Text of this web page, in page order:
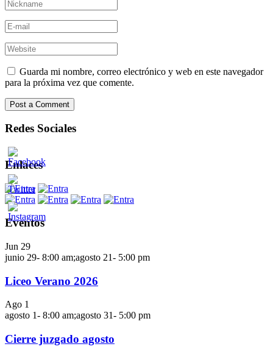
Guarda mi nombre, correo electrónico y web en este navegador
para la próxima vez que comente.
Redes Sociales
Enlaces
Eventos
Jun 29
junio 29- 8:00 am;agosto 21- 5:00 pm
Liceo Verano 2026
Ago 1
agosto 1- 8:00 am;agosto 31- 5:00 pm
Cierre juzgado agosto